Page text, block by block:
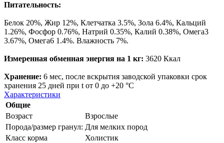
Питательность:
Белок 20%, Жир 12%, Клетчатка 3.5%, Зола 6.4%, Кальций
1.26%, Фосфор 0.76%, Натрий 0.35%, Калий 0.38%, Омега3
3.67%, Омега6 1.4%. Влажность 7%.
Измеренная обменная энергия на 1 кг: 3620 Ккал
Хранение: 6 мес, после вскрытия заводской упаковки срок
хранения 25 дней при t от 0 до +20 °C
Характеристики
Общие
Возраст
Взрослые
Порода/размер гранул: Для мелких пород
Класс корма
Холистик